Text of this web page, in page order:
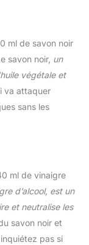
ml de savon noir
savon noir, un
végétale et
va attaquer
sans les
ml de vinaigre
d’alcool, est un
et neutralise les
savon noir et
pas si